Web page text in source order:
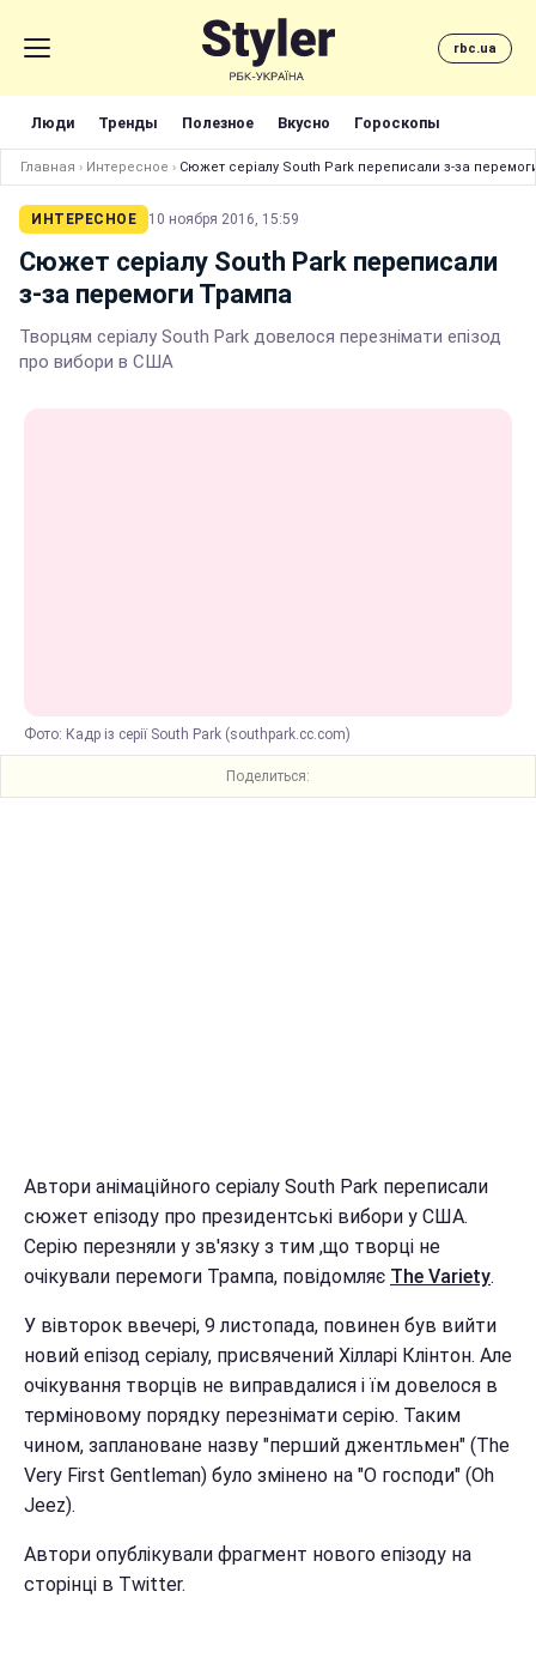
rbc.ua
Люди Тренды Полезное Вкусно Гороскопы
Главная › Интересное › Сюжет серіалу South Park переписали з-за
ИНТЕРЕСНОЕ 10 ноября 2016, 15:59
Сюжет серіалу South Park переписали
з-за перемоги Трампа
Творцям серіалу South Park довелося перезнімати епізод
про вибори в США
Фото: Кадр із серії South Park (southpark.cc.com)
Поделиться:
Автори анімаційного серіалу South Park переписали
сюжет епізоду про президентські вибори у США.
Серію перезняли у зв'язку з тим ,що творці не
очікували перемоги Трампа, повідомляє The Variety.
У вівторок ввечері, 9 листопада, повинен був вийти
новий епізод серіалу, присвячений Хілларі Клінтон. Але
очікування творців не виправдалися і їм довелося в
терміновому порядку перезнімати серію. Таким
чином, заплановане назву "перший джентльмен" (The
Very First Gentleman) було змінено на "О господи" (Oh
Jeez).
Автори опублікували фрагмент нового епізоду на
сторінці в Twitter.